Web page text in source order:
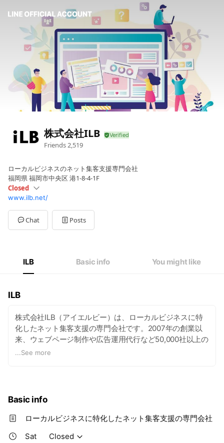
株式会社ILB
Friends2,519
ローカルビジネスのネット集客支援専門会社
福岡県 福岡市中央区 港1-8-4-1F
Closed
SunClosed
Mon09:00 - 17:00
Tue09:00 - 17:00
Wed09:00 - 17:00
定休日：土曜、日曜、祝日
www.ilb.net/
Chat Posts
ILB Basic info You might like
ILB
株式会社ILB（アイエルビー）は、ローカルビジネスに特
化したネット集客支援の専門会社です。2007年の創業以
来、ウェブページ制作や広告運用代行など50,000社以上の
集客支援実績があります。
...See more
Basic info
ローカルビジネスに特化したネット集客支援の専門会社
Sat
Closed